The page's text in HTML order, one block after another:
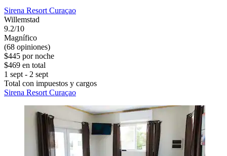
Sirena Resort Curaçao
Willemstad
9.2/10
Magnífico
(68 opiniones)
$445 por noche
$469 en total
1 sept - 2 sept
Total con impuestos y cargos
Sirena Resort Curaçao